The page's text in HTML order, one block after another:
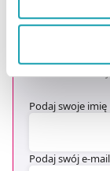
Jeżeli chcesz
niektóre
zbieranie
zgodami”.
będzie
Podaj swoje imię
Podaj swój e-mail